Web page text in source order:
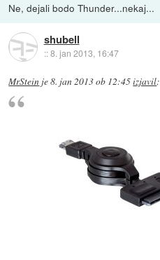
Ne, dejali bodo Thunder...nekaj...
shubell
::8. jan 2013, 16:47
MrStein je8. jan 2013 ob 12:45izjavil: